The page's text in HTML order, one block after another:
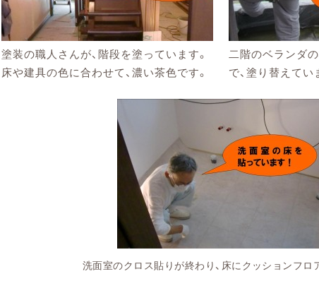
塗装の職人さんが、階段を塗っています。
床や建具の色に合わせて、濃い茶色です。
二階のベランダ
で、塗り替えてい
洗面室のクロス貼りが終わり、床にクッションフロアを